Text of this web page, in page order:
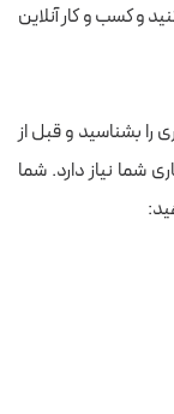
و کسب و کار آنلاین
بشناسید و قبل از
شما نیاز دارد. شما